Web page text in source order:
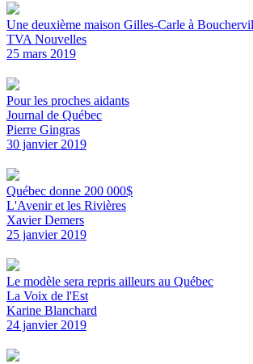
Une deuxième maison Gilles-Carle à
TVA Nouvelles
25 mars 2019
Pour les proches aidants
Journal de Québec
Pierre Gingras
30 janvier 2019
Québec donne 200 000$
L'Avenir et les Rivières
Xavier Demers
25 janvier 2019
Le modèle sera repris ailleurs au Québec
La Voix de l'Est
Karine Blanchard
24 janvier 2019